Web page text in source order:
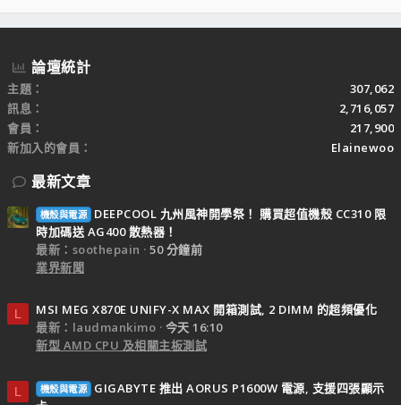
S
論壇統計
主題
307,062
訊息
2,716,057
會員
217,900
新加入的會員
Elainewoo
最新文章
機殼與電源
DEEPCOOL 九州風神開學祭！ 購買超值機殼 CC310 限
時加碼送 AG400 散熱器！
最新：soothepain
50 分鐘前
業界新聞
L
MSI MEG X870E UNIFY-X MAX 開箱測試, 2 DIMM 的超頻優化
最新：laudmankimo
今天 16:10
新型 AMD CPU 及相關主板測試
L 機殼與電源
GIGABYTE 推出 AORUS P1600W 電源, 支援四張顯示